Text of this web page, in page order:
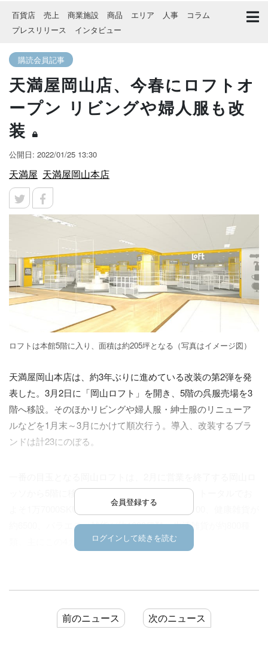
百貨店 売上 商業施設 商品 エリア 人事
コラム
プレスリリース
インタビュー
購読会員記事
天満屋岡山店、今春にロフトオ
ープン リビングや婦人服も改
装
公開日: 2022/01/25 13:30
天満屋 天満屋岡山本店
ロフトは本館5階に入り、面積は約205坪となる（写真はイメージ図）
会員登録する
ログインして続きを読む
天満屋岡山本店は、約3年ぶりに進めている改装の第2弾を発
表した。3月2日に「岡山ロフト」を開き、5階の呉服売場を3
階へ移設。そのほかリビングや婦人服・紳士服のリニューア
ルなどを1月末～3月にかけて順次行う。導入、改装するブラ
ンドは計23にのぼる。
ッソから5階に移転する。営業面積は約205坪。トータルでお
よそ1万7000SKUを揃え、うち文具雑貨が約8100、健康雑貨が
約6500、バラエティ雑貨が約1600種類、生活雑貨が約800種
類。主にこの4カテゴリーで構成する。
ナチュラルな色使いで統一された店装に刷新。売場内にグリ
ーンやインテリア雑貨をレイアウトし、家の中にいるかのよ
うな空間にする。「西川ネムリウム」、「ウチノ バス＆リラ
前のニュース 次のニュース